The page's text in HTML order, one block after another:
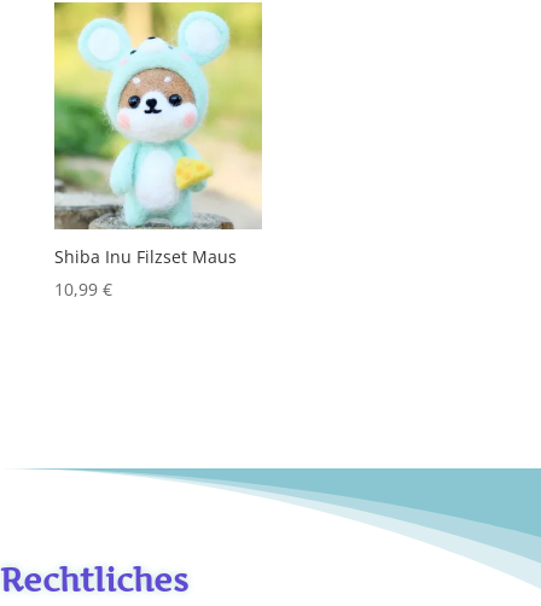
Shiba Inu Filzset Maus
10,99 €
Rechtliches